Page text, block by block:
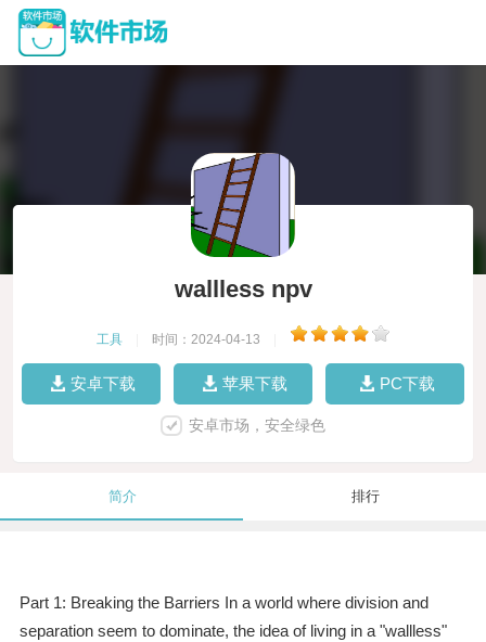
wallless npv
工具 时间：2024-04-13
安卓下载 苹果下载 PC下载
安卓市场，安全绿色
简介 排行
Part 1: Breaking the Barriers In a world where division and
separation seem to dominate, the idea of living in a "wallless"